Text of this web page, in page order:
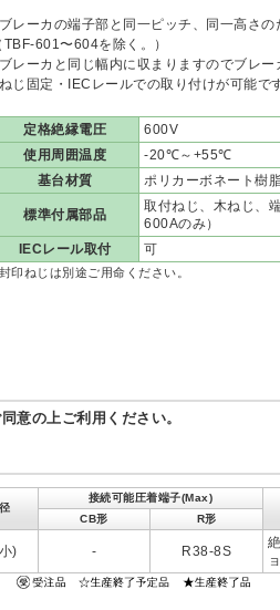
レーカの端子部と同一ピッチ、同一高さの
TBF-601〜604を除く。）
レーカと同じ幅内に収まりますのでブレー
じ固定・IECレールでの取り付けが可能です
定格絶縁電圧
600V
使用周囲温度
-20℃～+55℃
基台材質
ポリカーボネート樹
標準付属部品
取付ねじ、木ねじ、
600Aのみ）
IECレール取付
可
印ねじは別途ご用命ください。
意の上ご利用ください。
接続可能圧着端子(Max)
CB形 R形
) - R38-8S